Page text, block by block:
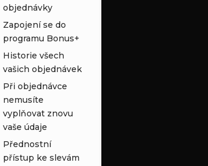
objednávky
Zapojení se do
programu Bonus+
Historie všech
vašich objednávek
Při objednávce
nemusíte
vyplňovat znovu
vaše údaje
Přednostní
přístup ke slevám